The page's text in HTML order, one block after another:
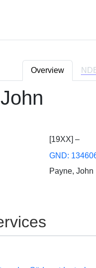
Overview
[19XX] –
GND:
Payne, John